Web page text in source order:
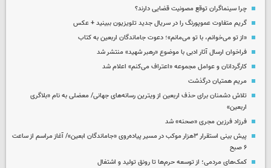
چرا سینماگران توقع مصونیت قضایی دارند؟
گریم متفاوت عموپورنگ را در سریال جدید تلویزیون ببینید + عکس
«از تو می‌خوانم، با تو می‌مانم»؛ دعوت جاماندگان اربعین به کتاب
فراخوان ارسال آثار ادبی با موضوع «رهبر شهید» منتشر شد
کارگردانان و عوامل مجموعه «اعتراف می‌کنم» اعلام شد
مریم همتیان درگذشت
تلاش دشمنان برای حذف اربعین از ویترین رسانه‌های جهانی/ معضلی به نام «بلاگری
اربعین»
فرزاد فرزین مجری «صحنه» شد
پیش بینی استقرار ۳هزار موکب در مسیر پیاده‌روی «جاماندگان ابعین»/ آغاز مراسم از ساعت
۶ صبح
کمک‌های مردمی؛ از توسعه حرم‌ها تا رونق تولید و اشتغال